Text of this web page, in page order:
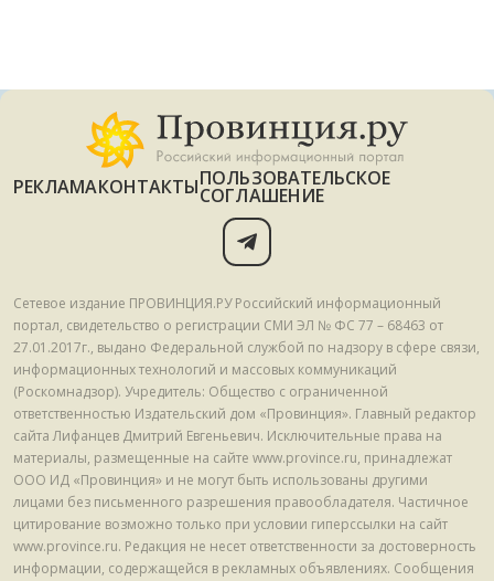
РЕКЛАМАКОНТАКТЫПОЛЬЗОВАТЕЛЬСКОЕ
СОГЛАШЕНИЕ
Сетевое издание ПРОВИНЦИЯ.РУ Российский информационный
портал, свидетельство о регистрации СМИ ЭЛ № ФС 77 – 68463 от
27.01.2017г., выдано Федеральной службой по надзору в сфере связи,
информационных технологий и массовых коммуникаций
(Роскомнадзор). Учредитель: Общество с ограниченной
ответственностью Издательский дом «Провинция». Главный редактор
сайта Лифанцев Дмитрий Евгеньевич. Исключительные права на
материалы, размещенные на сайте www.province.ru, принадлежат
ООО ИД «Провинция» и не могут быть использованы другими
лицами без письменного разрешения правообладателя. Частичное
цитирование возможно только при условии гиперссылки на сайт
www.province.ru. Редакция не несет ответственности за достоверность
информации, содержащейся в рекламных объявлениях. Сообщения